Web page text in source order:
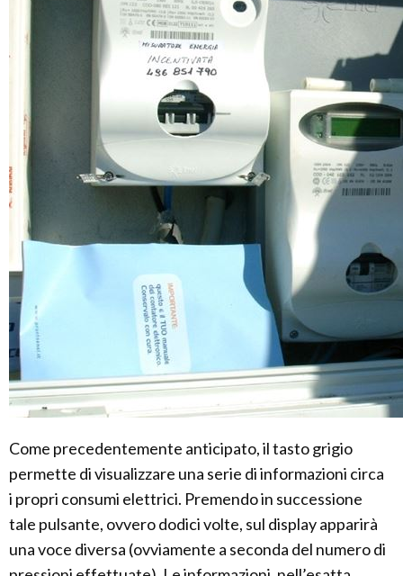
Come precedentemente anticipato, il tasto grigio
permette di visualizzare una serie di informazioni circa
i propri consumi elettrici. Premendo in successione
tale pulsante, ovvero dodici volte, sul display apparirà
una voce diversa (ovviamente a seconda del numero di